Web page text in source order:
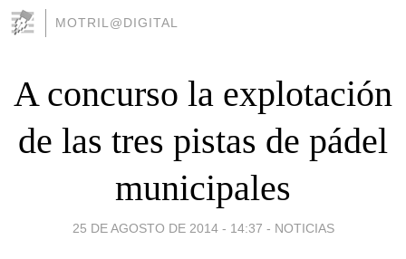
MOTRIL@DIGITAL
A concurso la explotación
de las tres pistas de pádel
municipales
25 DE AGOSTO DE 2014 - 14:37 - NOTICIAS